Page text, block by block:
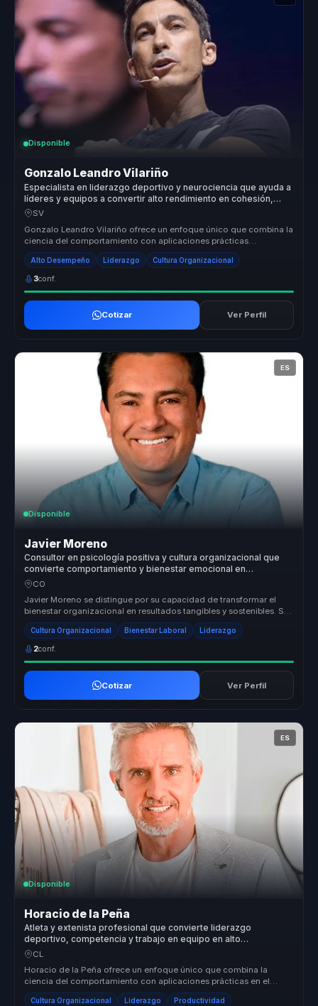
Disponible
Gonzalo Leandro Vilariño
Especialista en liderazgo deportivo y neurociencia que ayuda a
líderes y equipos a convertir alto rendimiento en cohesión,
productividad y claridad.
SV
Gonzalo Leandro Vilariño ofrece un enfoque único que combina la
ciencia del comportamiento con aplicaciones prácticas
específicas para or...
Alto Desempeño Liderazgo Cultura Organizacional
3conf.
Cotizar Ver Perfil
ES
Disponible
Javier Moreno
Consultor en psicología positiva y cultura organizacional que
convierte comportamiento y bienestar emocional en
productividad sostenible para líderes y equipos.
CO
Javier Moreno se distingue por su capacidad de transformar el
bienestar organizacional en resultados tangibles y sostenibles. Su
enfoque ...
Cultura Organizacional Bienestar Laboral Liderazgo
2conf.
Cotizar Ver Perfil
ES
Disponible
Horacio de la Peña
Atleta y extenista profesional que convierte liderazgo
deportivo, competencia y trabajo en equipo en alto
rendimiento para lideres y organizaciones.
CL
Horacio de la Peña ofrece un enfoque único que combina la
ciencia del comportamiento con aplicaciones prácticas en el
liderazgo y el desa...
Cultura Organizacional Liderazgo Productividad